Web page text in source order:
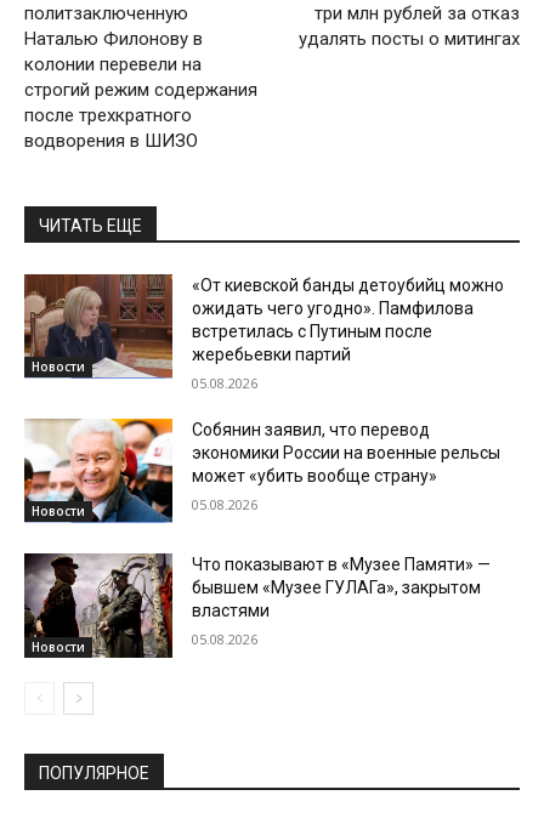
политзаключенную
Наталью Филонову в
колонии перевели на
строгий режим содержания
после трехкратного
водворения в ШИЗО
три млн рублей за отказ
удалять посты о митингах
ЧИТАТЬ ЕЩЕ
Новости
«От киевской банды детоубийц можно
ожидать чего угодно». Памфилова
встретилась с Путиным после
жеребьевки партий
05.08.2026
Новости
Собянин заявил, что перевод
экономики России на военные рельсы
может «убить вообще страну»
05.08.2026
Новости
Что показывают в «Музее Памяти» —
бывшем «Музее ГУЛАГа», закрытом
властями
05.08.2026
ПОПУЛЯРНОЕ